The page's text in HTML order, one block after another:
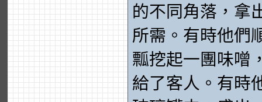
的不同角落，拿
所需。有時他們
瓢挖起一團味噌
給了客人。有時